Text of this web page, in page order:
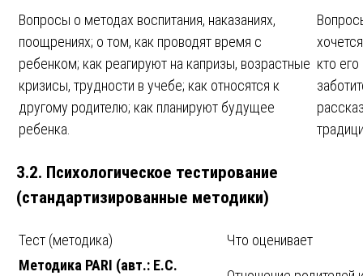
Вопросы о методах воспитания, наказаниях,
поощрениях; о том, как проводят время с
ребенком; как реагируют на капризы, возрастные
кризисы, трудности в учебе; как относятся к
другому родителю; как планируют будущее
ребенка.
кто
3.2. Психологическое тестирование
(стандартизированные методики)
Тест (методика)
Что оценивает
Методика PARI (авт.: Е.С.